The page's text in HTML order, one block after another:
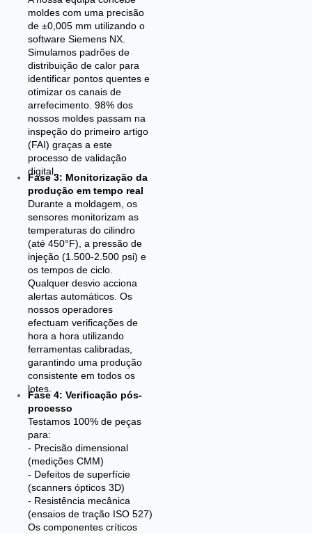
moldes com uma precisão
de ±0,005 mm utilizando o
software Siemens NX.
Simulamos padrões de
distribuição de calor para
identificar pontos quentes e
otimizar os canais de
arrefecimento. 98% dos
nossos moldes passam na
inspeção do primeiro artigo
(FAI) graças a este
processo de validação
digital.
Fase 3: Monitorização da
produção em tempo real
Durante a moldagem, os
sensores monitorizam as
temperaturas do cilindro
(até 450°F), a pressão de
injeção (1.500-2.500 psi) e
os tempos de ciclo.
Qualquer desvio acciona
alertas automáticos. Os
nossos operadores
efectuam verificações de
hora a hora utilizando
ferramentas calibradas,
garantindo uma produção
consistente em todos os
lotes.
Fase 4: Verificação pós-
processo
Testamos 100% de peças
para:
- Precisão dimensional
(medições CMM)
- Defeitos de superfície
(scanners ópticos 3D)
- Resistência mecânica
(ensaios de tração ISO 527)
Os componentes críticos